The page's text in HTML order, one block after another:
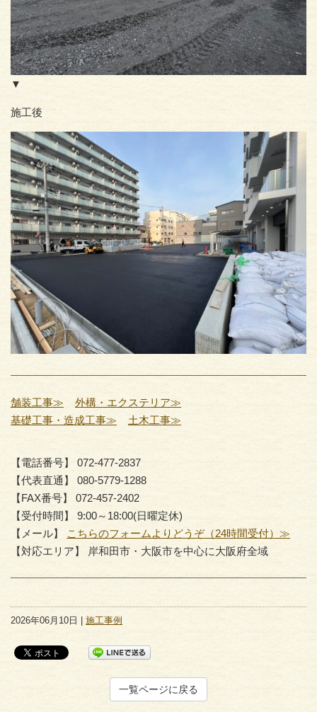
▼
施工後
舗装工事≫
外構・エクステリア≫
基礎工事・造成工事≫
土木工事≫
【電話番号】 072-477-2837
【代表直通】 080-5779-1288
【FAX番号】 072-457-2402
【受付時間】 9:00～18:00(日曜定休)
【メール】 こちらのフォームよりどうぞ（24時間受付）≫
【対応エリア】 岸和田市・大阪市を中心に大阪府全域
2026年06月10日 | 施工事例
一覧ページに戻る